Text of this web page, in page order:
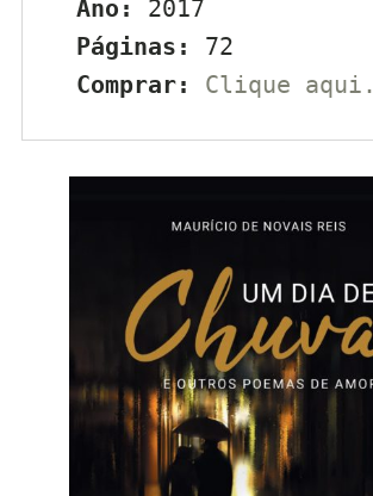
Ano:
2017
Páginas:
72
Comprar:
Clique aqui.